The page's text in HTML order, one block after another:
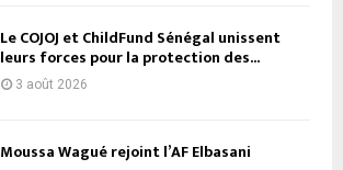
Le COJOJ et ChildFund Sénégal unissent
leurs forces pour la protection des...
3 août 2026
Moussa Wagué rejoint l’AF Elbasani